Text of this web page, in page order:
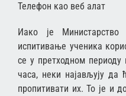
Телефон као веб алат
Иако је
испитивање ученика
се у претходном периоду
часа, неки најављују да
пропитивати их. То је и